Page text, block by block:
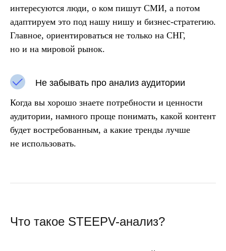
интересуются люди, о ком пишут СМИ, а потом
адаптируем это под нашу нишу и бизнес-стратегию.
Главное, ориентироваться не только на СНГ,
но и на мировой рынок.
Не забывать про анализ аудитории
Когда вы хорошо знаете потребности и ценности
аудитории, намного проще понимать, какой контент
будет востребованным, а какие тренды лучше
не использовать.
Что такое STEEPV-анализ?